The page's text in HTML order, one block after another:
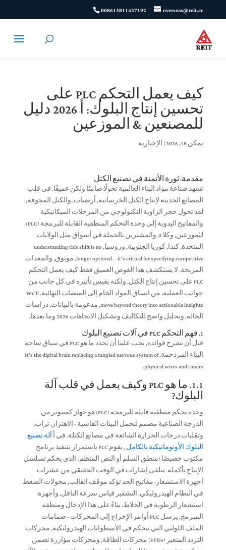
008613811437192 overseas@reit.cc
كيف يعمل التحكم PLC على
تحسين إنتاج البلوك: أ 2026 دليل
للمصنعين & الموزعين
يمكن 18, 2026 | الإخبارية
مقدمة: ثورة الأتمتة في تصنيع الكتل
تشهد صناعة مواد البناء العالمية تحولًا صامتًا ولكن عميقًا. في قلب
المصانع الحديثة لإنتاج الكتل الخرسانية, أرضيات, والكتل المجوفة,
لقد تحول حجر الزاوية التكنولوجي من المرحلات الميكانيكية
والمفاتيح اليدوية إلى وحدة التحكم المنطقية القابلة للبرمجة (PLC).
للموزعين, وكلاء, والمشترين بالجملة في أسواق مثل الولايات
المتحدة, كندا, كوريا الجنوبية, وروسيا,understanding this shift is no
longer optional—it's critical for specifying competitive, موثوق, والمعدات
المربحة. لا يستكشف هذا الغوص العميق فقط كيف يعمل التحكم
PLC على تحسين إنتاج الكتل, ولكنه يقيس تأثيره في كل جانب من
جوانب العملية, من اتساق المواد الخام إلى المنصات النهائية.We'll
move beyond theory into actionable insights, مدعومة بالبيانات, دراسات
الحالة, وتحليل واضح للتكاليف وتشكيل الاتجاهات 2026 وما بعدها.
1. فهم التحكم PLC في آلات تصنيع البلوك
قبل أن نشرح فوائده, يجب علينا أن نحدد ما هو PLC في سياق ساحة
البناء المزدحمة.It's the digital brain replacing a tangled nervous system of
physical wires and timers
.
1.1. ما هو PLC وكيف يعمل في قلب آلة
البلوك?
وحدة تحكم منطقية قابلة للبرمجة (PLC) هو جهاز كمبيوتر من
الدرجة الصناعية مصمم لتحمل البيئات القاسية - الاهتزاز, تراب,
وتقلبات درجات الحرارة الشائعة في مصانع الكتلة. في أ آلة تصنيع
البلوك الأوتوماتيكية بالكامل
, يقوم PLC باستمرار بتنفيذ برنامج
مكتوب خصيصًا (منطق السلم أو النص المنظم) الذي يحكم تسلسل
الإنتاج بأكمله. يتلقى إشارات في الوقت الحقيقي من عشرات
أجهزة الاستشعار: مفاتيح الحد تؤكد موقف القالب, محولات الضغط
في النظام الهيدروليكي, التشفير قياس سرعة الناقل, وأجهزة
استشعار الرطوبة في الخلاط. بناءً على هذا الإدخال ومنطقه
المبرمج, يرسل PLC أوامر الإخراج إلى المحركات - صمامات
الملف اللولبي التي تتحكم في الأسطوانات الهيدروليكية, محركات
التردد المتغير (VFDs) محركات الطاقة, ومحركات مؤازرة تضمن